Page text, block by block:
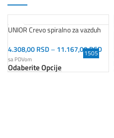
UNIOR Crevo spiralno za vazduh
4.308,00RSD– 11.167,00RSD
sa PDVom
Odaberite Opcije
1505